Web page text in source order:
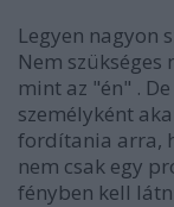
Legyen nagyon
Nem
mint az "én" .
személyként
fordítania arra,
nem csak egy
fényben kell